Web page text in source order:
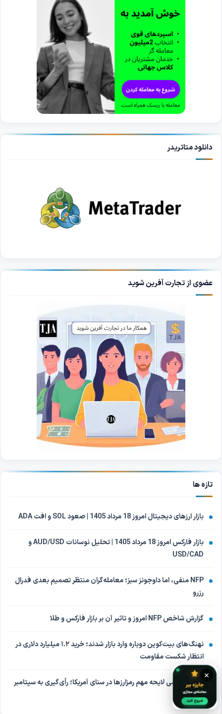
دانلود متاتریدر
عضوی از تجارت آفرین شوید
تازه ها
بازار ارزهای دیجیتال امروز 18 مرداد 1405 | صعود SOL و افت ADA
بازار فارکس امروز 18 مرداد 1405 | تحلیل نوسانات AUD/USD و
USD/CAD
NFP منفی، اما داوجونز سبز؛ معامله‌گران منتظر تصمیم بعدی فدرال
رزرو
گزارش شاخص NFP امروز و تاثیر آن بر بازار فارکس و طلا
نهنگ‌های بیت‌کوین دوباره وارد بازار شدند؛ خرید ۱.۲ میلیارد دلاری در
انتظار شکست مقاومت
تعویق بررسی لایحه مهم رمزارزها در سنای آمریکا؛ رأی‌گیری به سپتامبر
موکول شد
×